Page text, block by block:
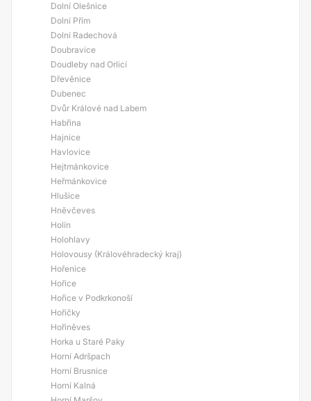
Dolní Olešnice
Dolní Přím
Dolní Radechová
Doubravice
Doudleby nad Orlicí
Dřevěnice
Dubenec
Dvůr Králové nad Labem
Habřina
Hajnice
Havlovice
Hejtmánkovice
Heřmánkovice
Hlušice
Hněvčeves
Holín
Holohlavy
Holovousy (Královéhradecký kraj)
Hořenice
Hořice
Hořice v Podkrkonoší
Hořičky
Hořiněves
Horka u Staré Paky
Horní Adršpach
Horní Brusnice
Horní Kalná